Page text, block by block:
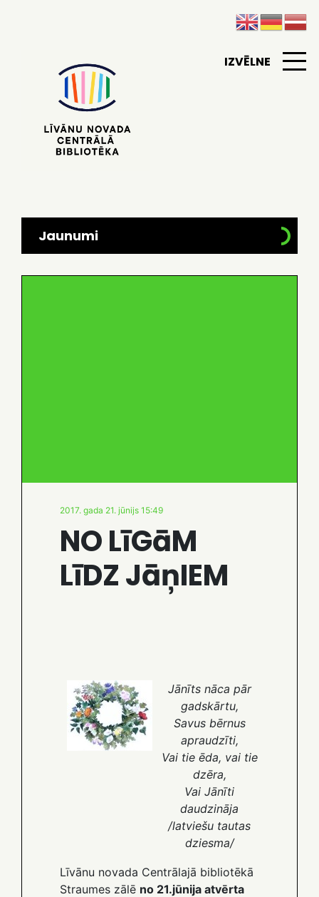
IZVĒLNE
Jaunumi
2017. gada 21. jūnijs 15:49
NO LīGāM
LīDZ JāņIEM
Jānīts nāca pār
gadskārtu,
Savus bērnus
apraudzīti,
Vai tie ēda, vai tie
dzēra,
Vai Jānīti
daudzināja
/latviešu tautas
dziesma/
Līvānu novada Centrālajā bibliotēkā
Straumes zālē no 21.jūnija atvērta